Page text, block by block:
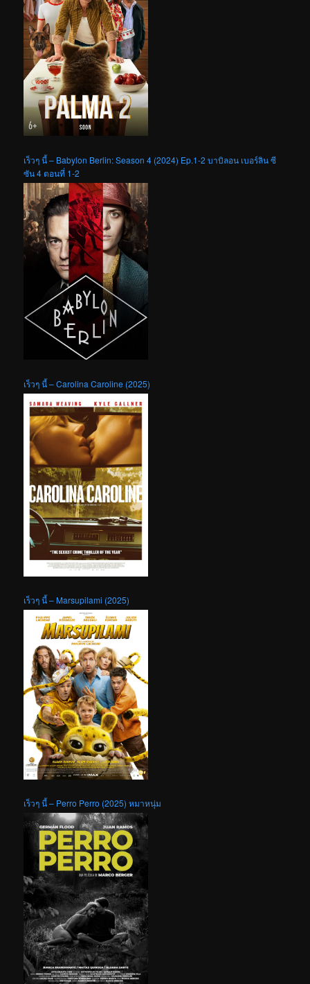
เร็วๆ นี้ – Babylon Berlin: Season 4 (2024) Ep.1-2 บาบิลอน เบอร์ลิน ซี
ซัน 4 ตอนที่ 1-2
เร็วๆ นี้ – Carolina Caroline (2025)
เร็วๆ นี้ – Marsupilami (2025)
เร็วๆ นี้ – Perro Perro (2025) หมาหนุ่ม